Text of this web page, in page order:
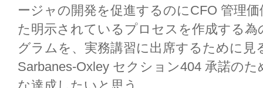
ージャの開発を促進するのにCFO 管理
た明示されているプロセスを作成する
グラムを、実務講習に出席するために
Sarbanes-Oxley セクション404 承諾の